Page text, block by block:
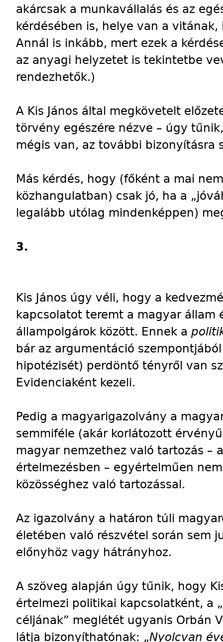
akárcsak a munkavállalás és az
kérdésében is, helye van a
Annál is inkább, mert ezek a
az anyagi helyzetet is tekintetbe
rendezhetők.)
A Kis János által megkövetelt
törvény egészére nézve – úgy
mégis van, az további bizonyításra
Más kérdés, hogy (főként a mai
közhangulatban) csak jó, ha a
legalább utólag mindenképpen)
3.
Kis János úgy véli, hogy a
kapcsolatot teremt a magyar állam
állampolgárok között. Ennek a
bár az argumentáció
hipotézisét) perdöntő tényről van
Evidenciaként kezeli.
Pedig a magyarigazolvány a
semmiféle (akár korlátozott
magyar nemzethez való tartozás –
értelmezésben – egyértelműen
közösséghez való tartozással.
Az igazolvány a határon túli
életében való részvétel során sem
előnyhöz vagy hátrányhoz.
A szöveg alapján úgy tűnik, hogy
értelmezi politikai kapcsolatként, a
céljának” meglétét ugyanis Orbán
látja bizonyíthatónak: „Nyolcvan